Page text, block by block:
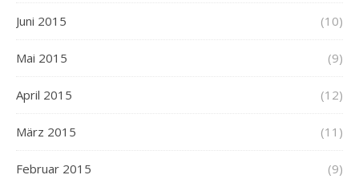
Juni 2015 (10)
Mai 2015 (9)
April 2015 (12)
März 2015 (11)
Februar 2015 (9)